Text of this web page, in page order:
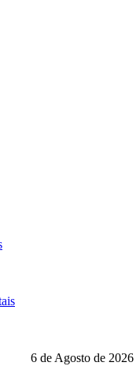
6 de Agosto de 2026